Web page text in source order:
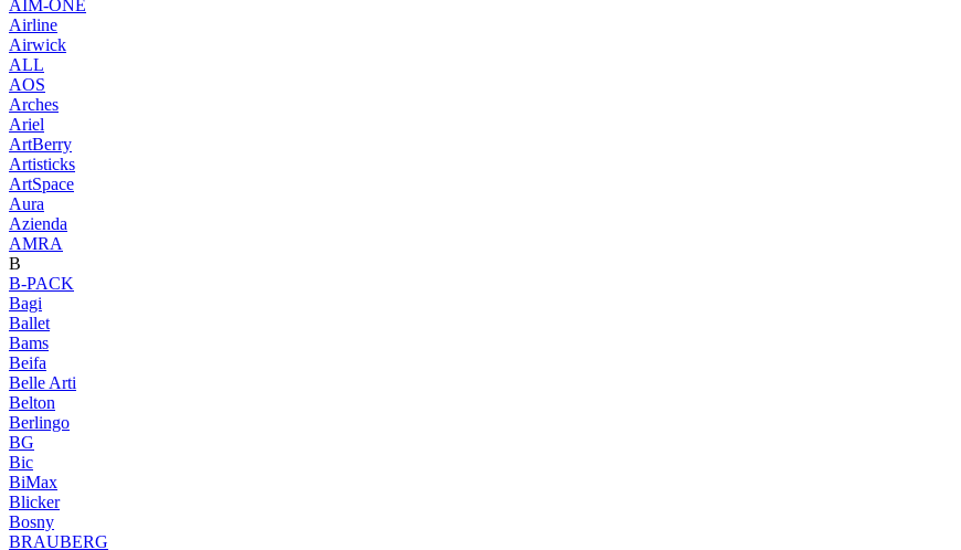
AIM-ONE
Airline
Airwick
ALL
AOS
Arches
Ariel
ArtBerry
Artisticks
ArtSpace
Aura
Azienda
AМRA
B
B-PACK
Bagi
Ballet
Bams
Beifa
Belle Arti
Belton
Berlingo
BG
Bic
BiMax
Blicker
Bosny
BRAUBERG